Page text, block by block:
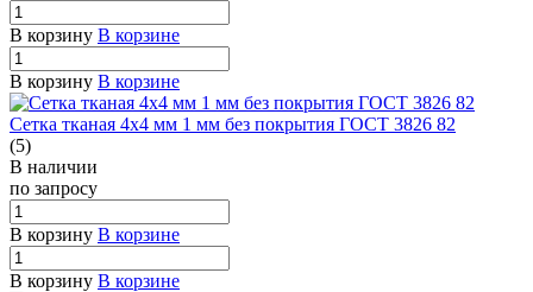
В корзину В корзине
В корзину В корзине
Сетка тканая 4х4 мм 1 мм без покрытия ГОСТ 3826 82
(5)
В наличии
по запросу
В корзину В корзине
В корзину В корзине